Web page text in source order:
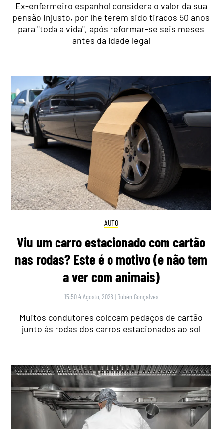
Ex-enfermeiro espanhol considera o valor da sua
pensão injusto, por lhe terem sido tirados 50 anos
para "toda a vida", após reformar-se seis meses
antes da idade legal
AUTO
Viu um carro estacionado com cartão
nas rodas? Este é o motivo (e não tem
a ver com animais)
15:50 4 Agosto, 2026 | Rubén Gonçalves
Muitos condutores colocam pedaços de cartão
junto às rodas dos carros estacionados ao sol